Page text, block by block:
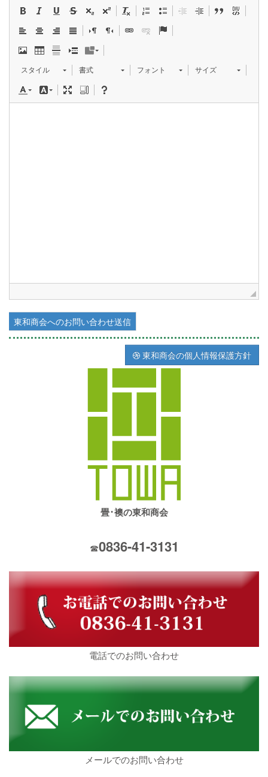
スタイル 書式 フォント サイズ
東和商会へのお問い合わせ送信
東和商会の個人情報保護方針
畳･襖の東和商会
☎0836-41-3131
電話でのお問い合わせ
メールでのお問い合わせ